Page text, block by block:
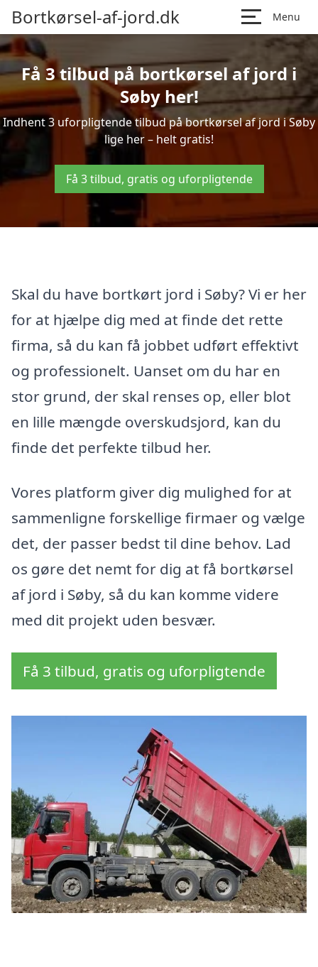
Bortkørsel-af-jord.dk Menu
Få 3 tilbud på bortkørsel af jord i
Søby her!
Indhent 3 uforpligtende tilbud på bortkørsel af jord i Søby
lige her – helt gratis!
Få 3 tilbud, gratis og uforpligtende
Skal du have bortkørt jord i Søby? Vi er her
for at hjælpe dig med at finde det rette
firma, så du kan få jobbet udført effektivt
og professionelt. Uanset om du har en
stor grund, der skal renses op, eller blot
en lille mængde overskudsjord, kan du
finde det perfekte tilbud her.
Vores platform giver dig mulighed for at
sammenligne forskellige firmaer og vælge
det, der passer bedst til dine behov. Lad
os gøre det nemt for dig at få bortkørsel
af jord i Søby, så du kan komme videre
med dit projekt uden besvær.
Få 3 tilbud, gratis og uforpligtende